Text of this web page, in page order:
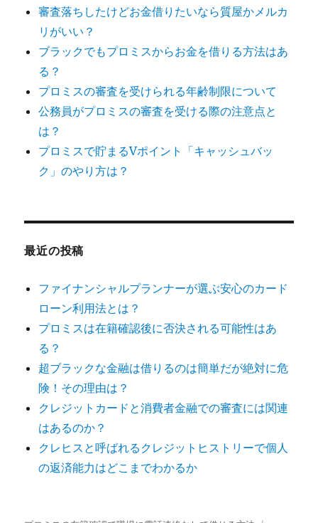
審査落ちしたけどお金借りたいなら質屋かメルカ
リがいい？
ブラックでもプロミスからお金を借りる方法はあ
る？
プロミスの審査を受けられる年齢制限について
公務員がプロミスの審査を受ける際の注意点と
は？
プロミスで貯まるVポイント「キャッシュバッ
ク」のやり方は？
最近の投稿
ファイナンシャルプランナーが選ぶ安心のカード
ローン利用法とは？
プロミスは在籍確認後に否決される可能性はあ
る？
超ブラックな金融は借りるのは簡単だが絶対に危
険！その理由は？
クレジットカードと消費者金融での審査には関連
はあるのか？
クレヒスと呼ばれるクレジットヒストリーで個人
の返済能力はどこまでわかるか